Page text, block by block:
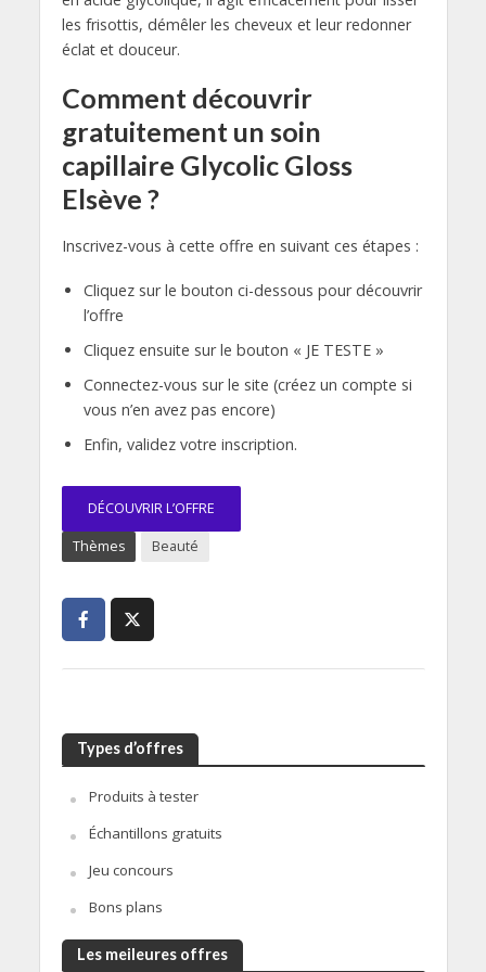
les frisottis, démêler les cheveux et leur redonner
éclat et douceur.
Comment découvrir
gratuitement un soin
capillaire Glycolic Gloss
Elsève ?
Inscrivez-vous à cette offre en suivant ces étapes :
Cliquez sur le bouton ci-dessous pour découvrir
l’offre
Cliquez ensuite sur le bouton « JE TESTE »
Connectez-vous sur le site (créez un compte si
vous n’en avez pas encore)
Enfin, validez votre inscription.
DÉCOUVRIR L’OFFRE
Thèmes Beauté
Types d’offres
Produits à tester
Échantillons gratuits
Jeu concours
Bons plans
Les meileures offres